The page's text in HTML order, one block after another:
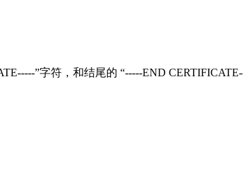
”字符，和结尾的 “-----END